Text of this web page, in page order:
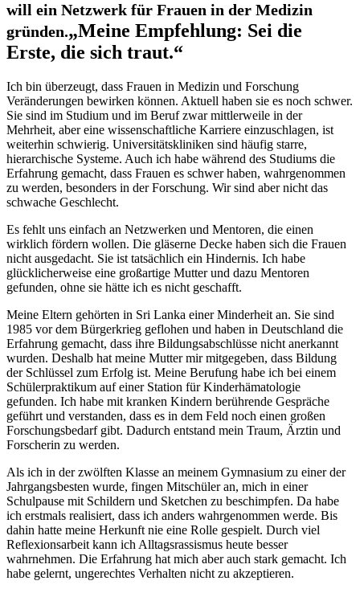
will ein Netzwerk für Frauen in der Medizin
gründen.„Meine Empfehlung: Sei die
Erste, die sich traut.“
Ich bin überzeugt, dass Frauen in Medizin und Forschung
Veränderungen bewirken können. Aktuell haben sie es noch schwer.
Sie sind im Studium und im Beruf zwar mittlerweile in der
Mehrheit, aber eine wissenschaftliche Karriere einzuschlagen, ist
weiterhin schwierig. Universitätskliniken sind häufig starre,
hierarchische Systeme. Auch ich habe während des Studiums die
Erfahrung gemacht, dass Frauen es schwer haben, wahrgenommen
zu werden, besonders in der Forschung. Wir sind aber nicht das
schwache Geschlecht.
Es fehlt uns einfach an Netzwerken und Mentoren, die einen
wirklich fördern wollen. Die gläserne Decke haben sich die Frauen
nicht ausgedacht. Sie ist tatsächlich ein Hindernis. Ich habe
glücklicherweise eine großartige Mutter und dazu Mentoren
gefunden, ohne sie hätte ich es nicht geschafft.
Meine Eltern gehörten in Sri Lanka einer Minderheit an. Sie sind
1985 vor dem Bürgerkrieg geflohen und haben in Deutschland die
Erfahrung gemacht, dass ihre Bildungsabschlüsse nicht anerkannt
wurden. Deshalb hat meine Mutter mir mitgegeben, dass Bildung
der Schlüssel zum Erfolg ist. Meine Berufung habe ich bei einem
Schülerpraktikum auf einer Station für Kinderhämatologie
gefunden. Ich habe mit kranken Kindern berührende Gespräche
geführt und verstanden, dass es in dem Feld noch einen großen
Forschungsbedarf gibt. Dadurch entstand mein Traum, Ärztin und
Forscherin zu werden.
Als ich in der zwölften Klasse an meinem Gymnasium zu einer der
Jahrgangsbesten wurde, fingen Mitschüler an, mich in einer
Schulpause mit Schildern und Sketchen zu beschimpfen. Da habe
ich erstmals realisiert, dass ich anders wahrgenommen werde. Bis
dahin hatte meine Herkunft nie eine Rolle gespielt. Durch viel
Reflexionsarbeit kann ich Alltagsrassismus heute besser
wahrnehmen. Die Erfahrung hat mich aber auch stark gemacht. Ich
habe gelernt, ungerechtes Verhalten nicht zu akzeptieren.